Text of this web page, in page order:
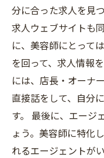
分に合った求人を見
求人ウェブサイトも
に、美容師にとって
を回って、求人情報
には、店長・オーナ
直接話をして、自分
す。 最後に、エージ
ょう。美容師に特化
れるエージェントが